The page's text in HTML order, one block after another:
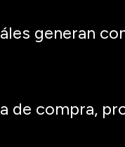
generan
de compra,